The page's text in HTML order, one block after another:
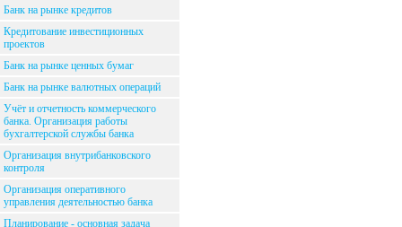
Банк на рынке кредитов
Кредитование инвестиционных
проектов
Банк на рынке ценных бумаг
Банк на рынке валютных операций
Учёт и отчетность коммерческого
банка. Организация работы
бухгалтерской службы банка
Организация внутрибанковского
контроля
Организация оперативного
управления деятельностью банка
Планирование - основная задача